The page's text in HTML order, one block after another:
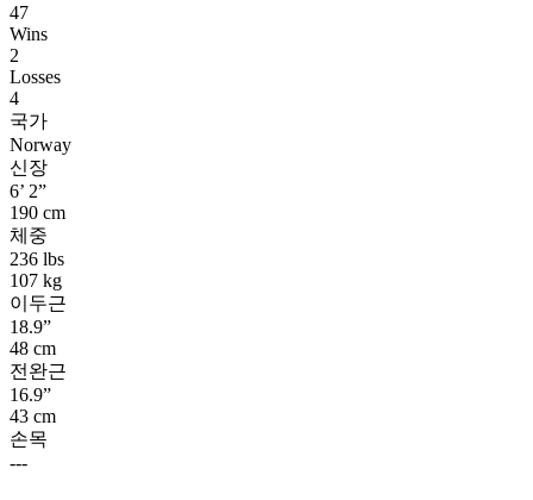
47
Wins
2
Losses
4
국가
Norway
신장
6’ 2”
190 cm
체중
236 lbs
107 kg
이두근
18.9”
48 cm
전완근
16.9”
43 cm
손목
---